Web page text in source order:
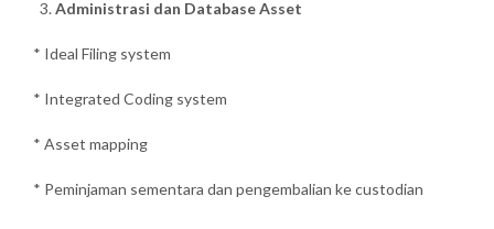
Administrasi dan Database Asset
* Ideal Filing system
* Integrated Coding system
* Asset mapping
* Peminjaman sementara dan pengembalian ke custodian